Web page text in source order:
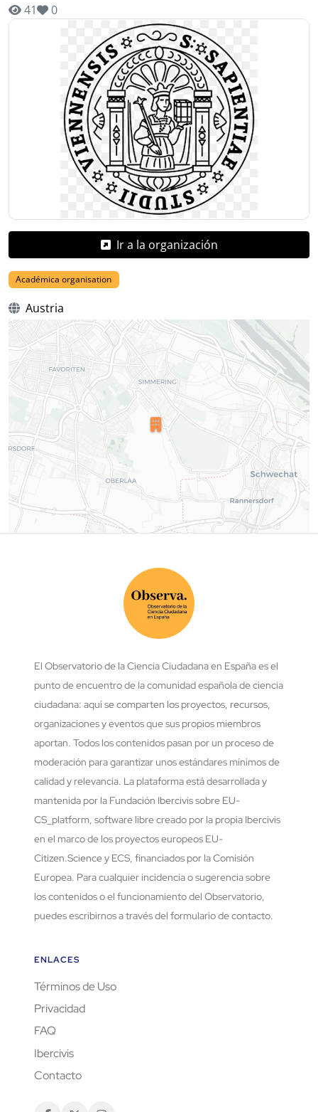
41 0
Ir a la organización
Académica organisation
Austria
El Observatorio de la Ciencia Ciudadana en España es el
punto de encuentro de la comunidad española de ciencia
ciudadana: aquí se comparten los proyectos, recursos,
organizaciones y eventos que sus propios miembros
aportan. Todos los contenidos pasan por un proceso de
moderación para garantizar unos estándares mínimos de
calidad y relevancia. La plataforma está desarrollada y
mantenida por la Fundación Ibercivis sobre EU-
CS_platform, software libre creado por la propia Ibercivis
en el marco de los proyectos europeos EU-
Citizen.Science y ECS, financiados por la Comisión
Europea. Para cualquier incidencia o sugerencia sobre
los contenidos o el funcionamiento del Observatorio,
puedes escribirnos a través del formulario de contacto.
ENLACES
Términos de Uso
Privacidad
FAQ
Ibercivis
Contacto